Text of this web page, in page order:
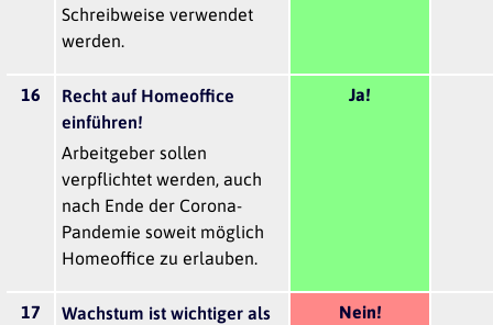
Schreibweise verwendet
werden.
16
Recht auf Homeoffice
einführen!
Arbeitgeber sollen
verpflichtet werden, auch
nach Ende der Corona-
Pandemie soweit möglich
Homeoffice zu erlauben.
Ja!
17
Wachstum ist wichtiger als
Nein!